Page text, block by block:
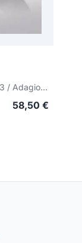
Sonate op.65, Polonaise op.3 / Adagio & Allegro op.70
58,50 €